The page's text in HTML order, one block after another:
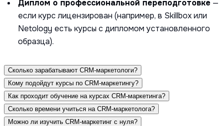
Диплом о профессиональной переподготовке —
если курс лицензирован (например, в Skillbox или
Netology есть курсы с дипломом установленного
образца).
Сколько зарабатывают CRM-маркетологи?
Кому подойдут курсы по CRM-маркетингу?
Как проходит обучение на курсах CRM-маркетинга?
Сколько времени учиться на CRM-маркетолога?
Можно ли изучить CRM-маркетинг с нуля?